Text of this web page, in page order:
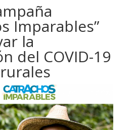
Imparables”
la
del COVID-19